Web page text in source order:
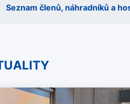
Seznam členů, náhradníků a